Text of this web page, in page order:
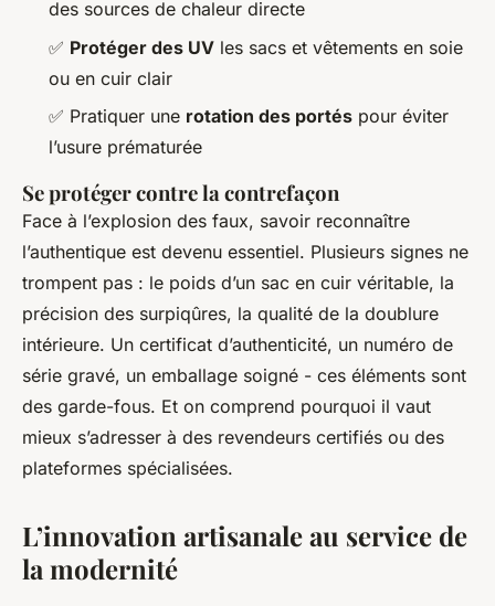
des sources de chaleur directe
✅ Protéger des UV les sacs et vêtements en soie
ou en cuir clair
✅ Pratiquer une rotation des portés pour éviter
l’usure prématurée
Se protéger contre la contrefaçon
Face à l’explosion des faux, savoir reconnaître
l’authentique est devenu essentiel. Plusieurs signes ne
trompent pas : le poids d’un sac en cuir véritable, la
précision des surpiqûres, la qualité de la doublure
intérieure. Un certificat d’authenticité, un numéro de
série gravé, un emballage soigné - ces éléments sont
des garde-fous. Et on comprend pourquoi il vaut
mieux s’adresser à des revendeurs certifiés ou des
plateformes spécialisées.
L’innovation artisanale au service de
la modernité